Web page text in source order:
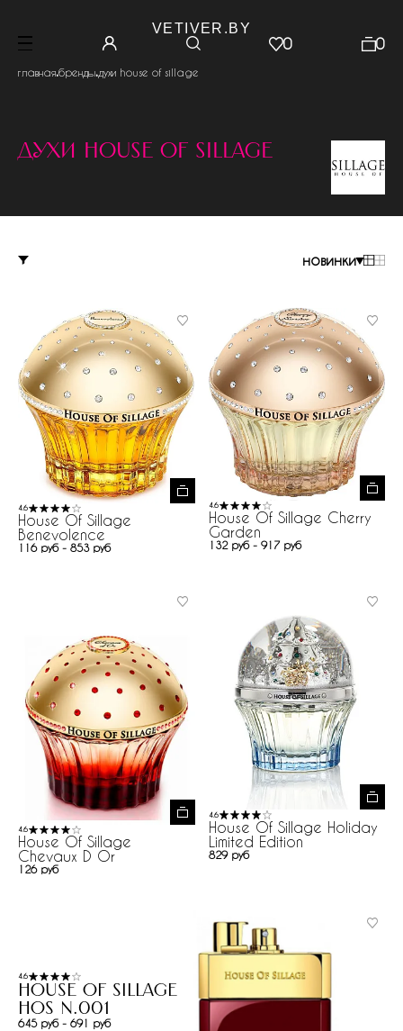
VETIVER.BY
0 0
главная.бренды.духи house of sillage
духи house of sillage
новинки
4.6
House Of Sillage
Benevolence
116 руб - 853 руб
4.6
House Of Sillage Cherry
Garden
132 руб - 917 руб
4.6
House Of Sillage
Chevaux D Or
126 руб
4.6
House Of Sillage Holiday
Limited Edition
829 руб
4.6
House Of Sillage
HoS N.001
645 руб - 691 руб